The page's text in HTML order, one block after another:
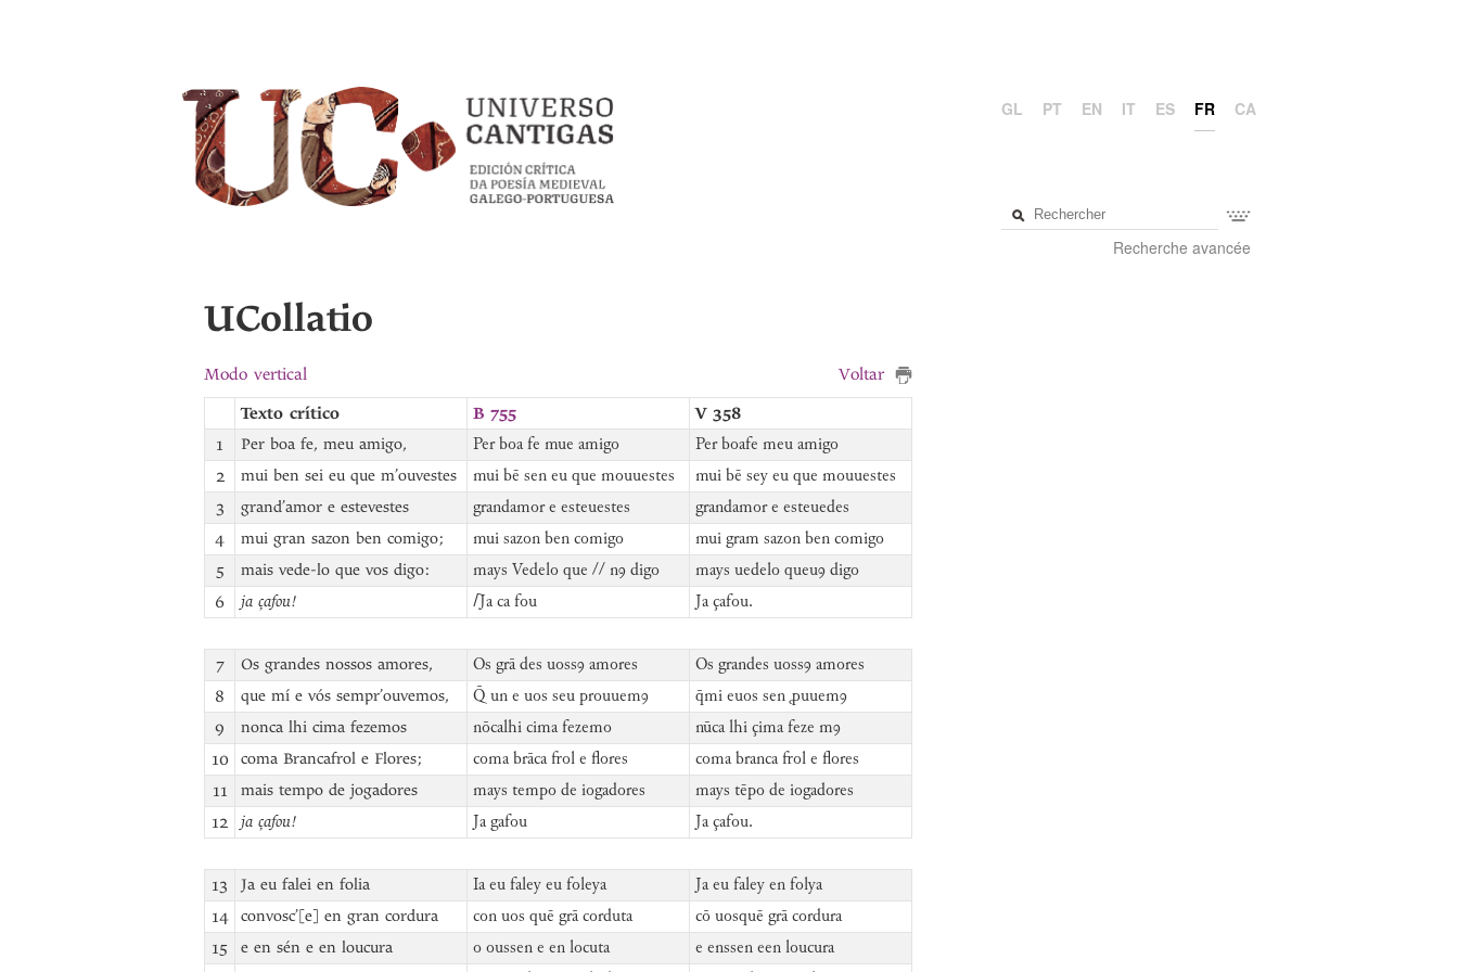
GL PT EN IT ES FR CA
Recherche avancée
UCollatio
Modo vertical
Voltar
Texto crítico
B 755
V 358
1
Per boa fe, meu amigo, Per boa fe mue amigo Per boafe meu amigo
2 mui ben sei eu que m’ouvestes mui bē sen eu que mouuestes mui bē sey eu que mouuestes
3 grand’amor e estevestes grandamor e esteuestes grandamor e esteuedes
4 mui gran sazon ben comigo; mui sazon ben comigo mui gram sazon ben comigo
5 mais vede-lo que vos digo: mays Vedelo que // nꝯ digo mays uedelo queuꝯ digo
6 ja çafou! ⌈ Ja ca fou Ja çafou.
7 Os grandes nossos amores, Os grā des uossꝯ amores Os grandes uossꝯ amores
8 que mí e vós sempr’ouvemos, Q̄ un e uos seu prouuemꝯ q̄mi euos sen ꝓuuemꝯ
9 nonca lhi cima fezemos nōcalhi cima fezemo nūca lhi çima feze mꝯ
10 coma Brancafrol e Flores; coma brāca frol e flores coma branca frol e flores
11 mais tempo de jogadores mays tempo de iogadores mays tēpo de iogadores
12 ja çafou! Ja gafou Ja çafou.
13 Ja eu falei en folia Ia eu faley eu foleya Ja eu faley en folya
14 convosc’[e] en gran cordura con uos quē grā corduta cō uosquē grā cordura
15 e en sén e en loucura o oussen e en locuta e enssen een loucura